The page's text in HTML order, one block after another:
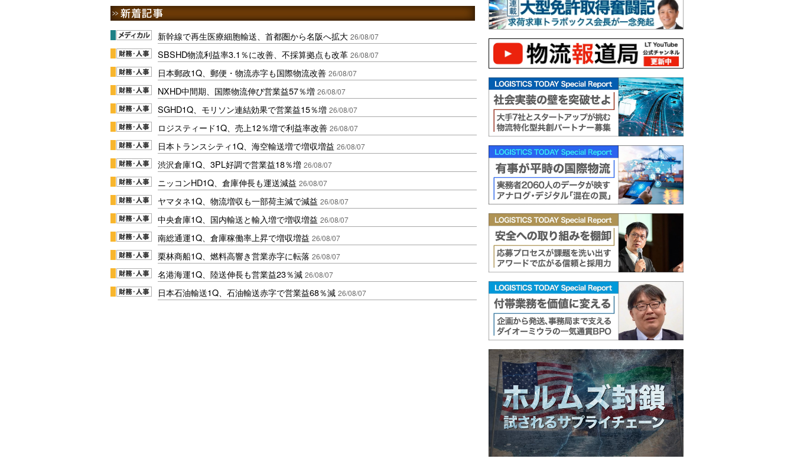
新幹線で再生医療細胞輸送、首都圏から名阪へ拡大 26/08/07
SBSHD物流利益率3.1％に改善、不採算拠点も改革 26/08/07
日本郵政1Q、郵便・物流赤字も国際物流改善 26/08/07
NXHD中間期、国際物流伸び営業益57％増 26/08/07
SGHD1Q、モリソン連結効果で営業益15％増 26/08/07
ロジスティード1Q、売上12％増で利益率改善 26/08/07
日本トランスシティ1Q、海空輸送増で増収増益 26/08/07
渋沢倉庫1Q、3PL好調で営業益18％増 26/08/07
ニッコンHD1Q、倉庫伸長も運送減益 26/08/07
ヤマタネ1Q、物流増収も一部荷主減で減益 26/08/07
中央倉庫1Q、国内輸送と輸入増で増収増益 26/08/07
南総通運1Q、倉庫稼働率上昇で増収増益 26/08/07
栗林商船1Q、燃料高響き営業赤字に転落 26/08/07
名港海運1Q、陸送伸長も営業益23％減 26/08/07
日本石油輸送1Q、石油輸送赤字で営業益68％減 26/08/07